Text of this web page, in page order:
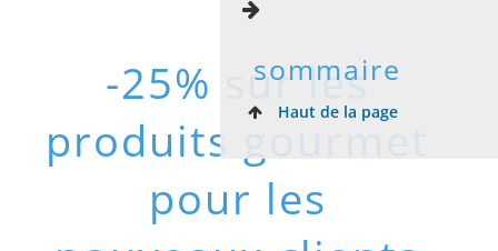
-25% sur les
produits gourmet
pour les
sommaire
Haut de la page